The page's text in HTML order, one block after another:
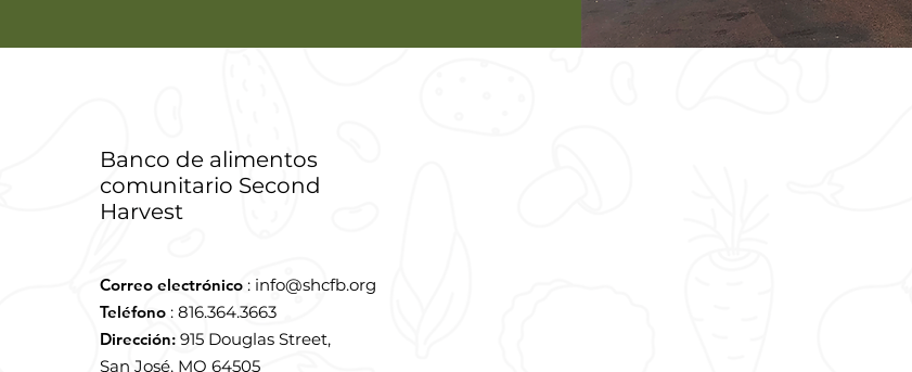
Banco de alimentos
comunitario Second
Harvest
Correo electrónico : info@shcfb.org
Teléfono : 816.364.3663
Dirección: 915 Douglas Street,
San José, MO 64505